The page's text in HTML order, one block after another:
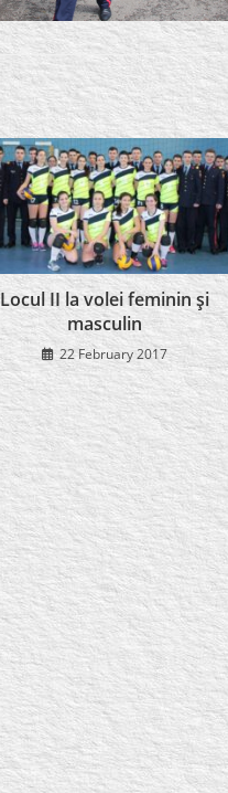
Locul II la volei feminin şi
masculin
22 February 2017